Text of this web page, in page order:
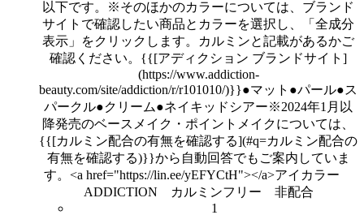
以下です。※そのほかのカラーについては、ブランド
サイトで確認したい商品とカラーを選択し、「全成分
表示」をクリックします。カルミンと記載があるかご
確認ください。{{[アディクション ブランドサイト]
(https://www.addiction-
beauty.com/site/addiction/r/r101010/)}}●マット●パール●ス
パークル●クリーム●ネイキッドシアー※2024年1月以
降発売のベースメイク・ポイントメイクについては、
{{[カルミン配合の有無を確認する](#q=カルミン配合の
有無を確認する)}}から自動回答でもご案内していま
す。<a href="https://lin.ee/yEFYCtH"></a>アイカラー
ADDICTION カルミンフリー 非配合
1